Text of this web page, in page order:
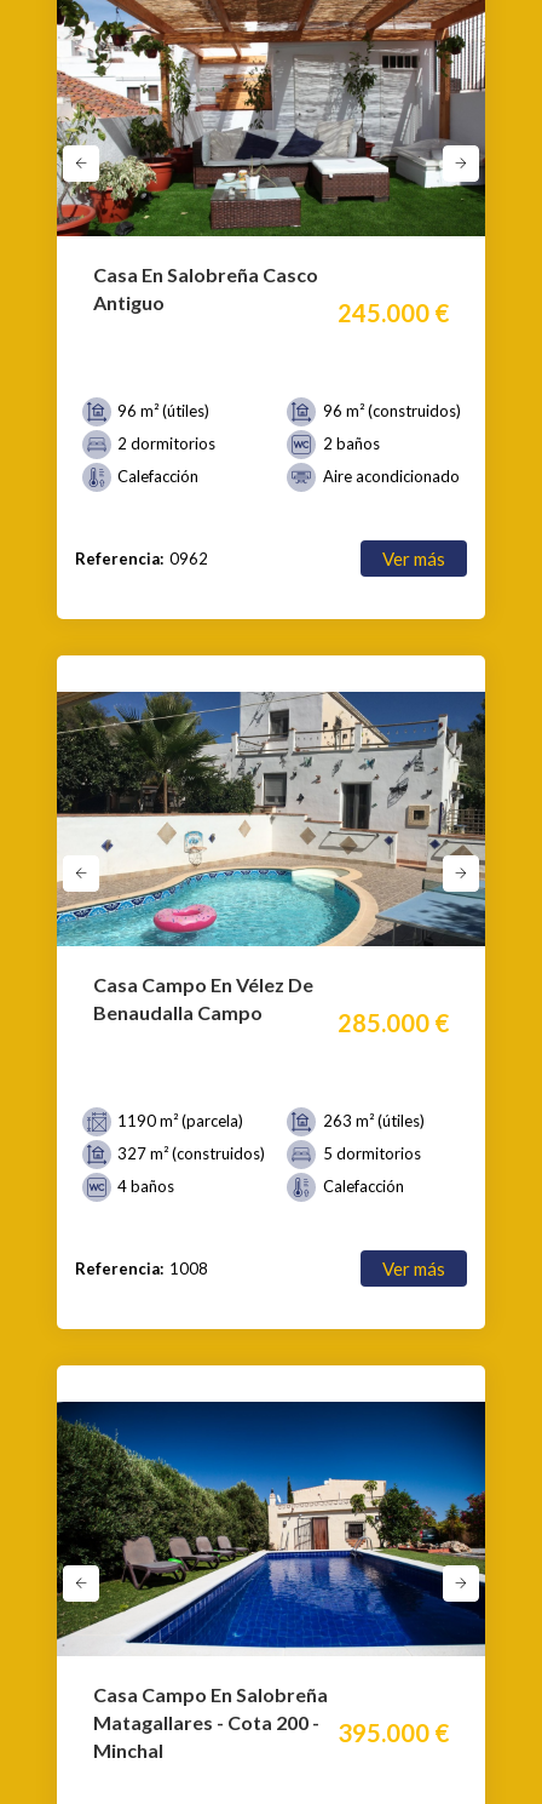
Casa En Salobreña Casco
Antiguo
245.000 €
96 m² (útiles)
96 m² (construidos)
2 dormitorios
2 baños
Calefacción
Aire acondicionado
Referencia: 0962 Ver más
Casa Campo En Vélez De
Benaudalla Campo
285.000 €
1190 m² (parcela)
263 m² (útiles)
327 m² (construidos)
5 dormitorios
4 baños
Calefacción
Referencia: 1008 Ver más
Casa Campo En Salobreña
Matagallares - Cota 200 -
Minchal
395.000 €